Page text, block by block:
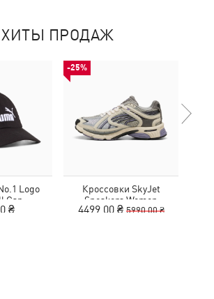
ХИТЫ ПРОДАЖ
Logo
Cap
₴
-25%
Кроссовки SkyJet
Sneakers Women
4499,00 ₴ 5990,00 ₴